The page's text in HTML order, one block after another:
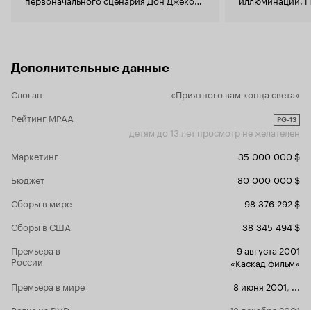
Дополнительные данные
Слоган
«Приятного вам конца света»
Рейтинг MPAA
PG-13
детям до 13 лет просмотр не желателен
Маркетинг
35 000 000 $
Бюджет
80 000 000 $
Сборы в мире
98 376 292 $
Сборы в США
38 345 494 $
Премьера в
России
9 августа 2001
«Каскад фильм»
Премьера в мире
8 июня 2001